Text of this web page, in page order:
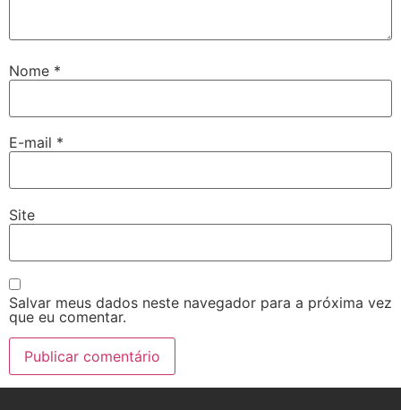
Nome *
E-mail *
Site
Salvar meus dados neste navegador para a próxima vez
que eu comentar.